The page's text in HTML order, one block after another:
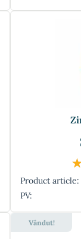
Product article:
PV:
Vândut!